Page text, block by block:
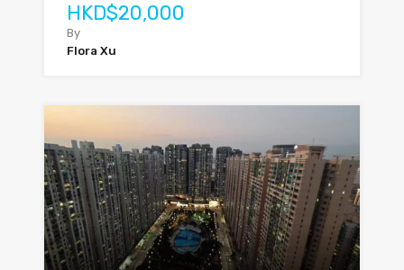
HKD$20,000
By
Flora Xu